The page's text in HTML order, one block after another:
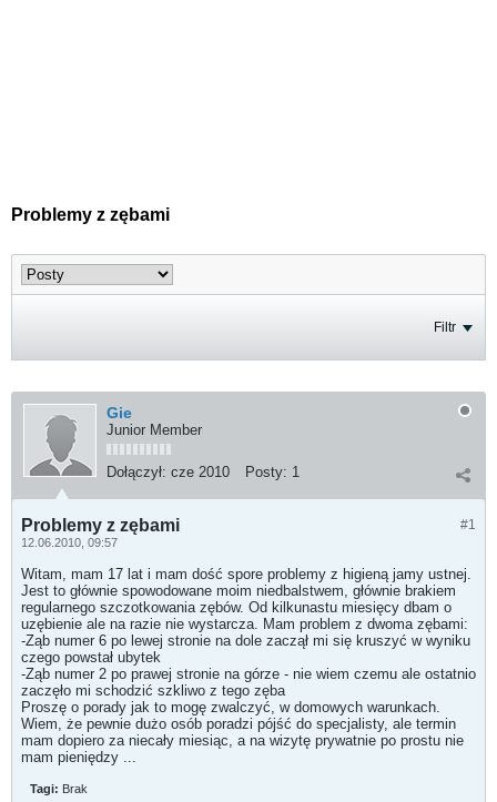
Problemy z zębami
Filtr
Gie
Junior Member
Dołączył: cze 2010 Posty: 1
#1
Problemy z zębami
12.06.2010, 09:57
Witam, mam 17 lat i mam dość spore problemy z higieną jamy ustnej.
Jest to głównie spowodowane moim niedbalstwem, głównie brakiem
regularnego szczotkowania zębów. Od kilkunastu miesięcy dbam o
uzębienie ale na razie nie wystarcza. Mam problem z dwoma zębami:
-Ząb numer 6 po lewej stronie na dole zaczął mi się kruszyć w wyniku
czego powstał ubytek
-Ząb numer 2 po prawej stronie na górze - nie wiem czemu ale ostatnio
zaczęło mi schodzić szkliwo z tego zęba
Proszę o porady jak to mogę zwalczyć, w domowych warunkach.
Wiem, że pewnie dużo osób poradzi pójść do specjalisty, ale termin
mam dopiero za niecały miesiąc, a na wizytę prywatnie po prostu nie
mam pieniędzy ...
Tagi: Brak